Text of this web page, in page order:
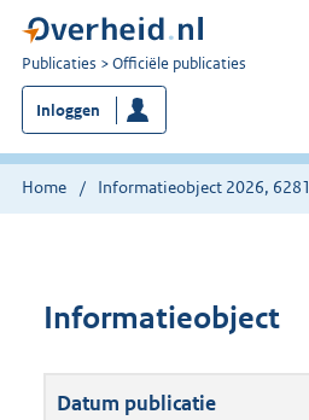
U
bent
nu
hier:
Publicaties Officiële publicaties
Inloggen
Home Informatieobject 2026, 6281
Informatieobject